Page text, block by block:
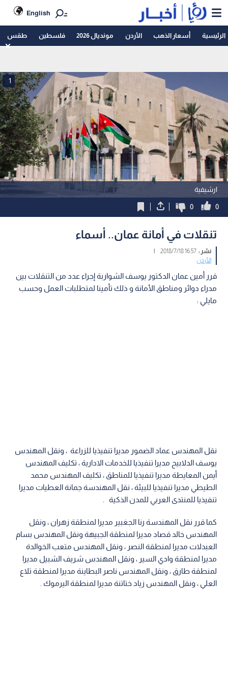
English
الرئيسية أسعار الذهب الأردن مونديال 2026 فلسطين طقس
ارشيفية
1
0
0
تنقلات في أمانة عمان.. أسماء
نشر :16:57 2018/7/18
|
الأردن
قرر أمين عمان الدكتور يوسف الشواربة إجراء عدد من التنقلات بين
مدراء دوائر ومناطق الأمانة و ذلك تأمينا لمتطلبات العمل وحسب
مايلي :
نقل المهندس عماد الضمور مديرا تنفيذيا للزراعة ، ونقل المهندس
يوسف الدلابيح مديرا تنفيذيا للخدمات الادارية ، تكليف المهندس
أيمن المعايطة مديرا تنفيذيا للمناطق ، تكليف المهندس محمد
الطيطي مديرا تنفيذيا للبيئة ، نقل المهندسة جمانة العطيات مديرا
تنفيذيا للمنتدى العربي للمدن الذكية .
كما قرر نقل المهندسة رنا الجغبير مديرا لمنطقة زهران ، ونقل
المهندس خالد قصاد مديرا لمنطقة الجبيهة ونقل المهندس بسام
العبدلات مديرا لمنطقة النصر ، ونقل المهندس متعب الخوالدة
مديرا لمنطقة وادي السير ، ونقل المهندس شريف الشبيل مديرا
لمنطقة طارق ، ونقل المهندس ناصر البطاينة مديرا لمنطقة تلاع
العلي ، ونقل المهندس زياد ختاتنة مديرا لمنطقة اليرموك .